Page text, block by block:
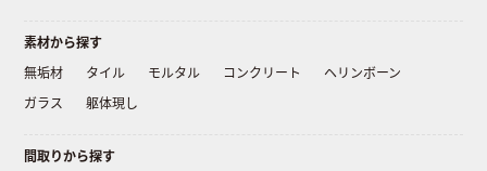
素材から探す
無垢材
タイル モルタル コンクリート
ヘリンボーン
ガラス
躯体現し
間取りから探す